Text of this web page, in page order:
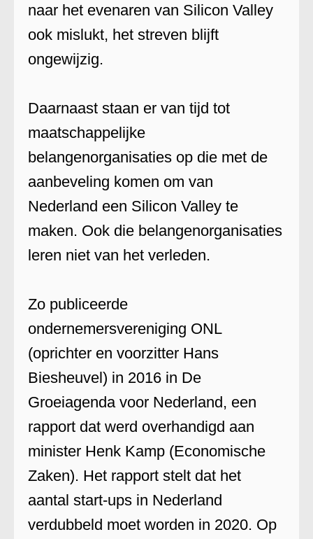
naar het evenaren van Silicon Valley
ook mislukt, het streven blijft
ongewijzig.
Daarnaast staan er van tijd tot
maatschappelijke
belangenorganisaties op die met de
aanbeveling komen om van
Nederland een Silicon Valley te
maken. Ook die belangenorganisaties
leren niet van het verleden.
Zo publiceerde
ondernemersvereniging ONL
(oprichter en voorzitter Hans
Biesheuvel) in 2016 in De
Groeiagenda voor Nederland, een
rapport dat werd overhandigd aan
minister Henk Kamp (Economische
Zaken). Het rapport stelt dat het
aantal start-ups in Nederland
verdubbeld moet worden in 2020. Op